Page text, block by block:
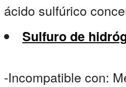
ácido sulfúrico
Sulfuro de
-Incompatible con: